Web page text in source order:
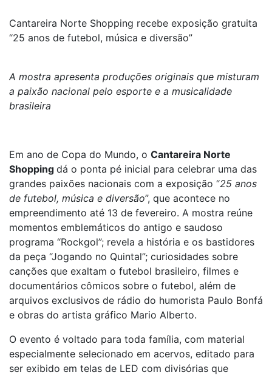
Cantareira Norte Shopping recebe exposição gratuita
“25 anos de futebol, música e diversão”
A mostra apresenta produções originais que misturam
a paixão nacional pelo esporte e a musicalidade
brasileira
Em ano de Copa do Mundo, o Cantareira Norte
Shopping dá o ponta pé inicial para celebrar uma das
grandes paixões nacionais com a exposição “25 anos
de futebol, música e diversão”, que acontece no
empreendimento até 13 de fevereiro. A mostra reúne
momentos emblemáticos do antigo e saudoso
programa “Rockgol”; revela a história e os bastidores
da peça “Jogando no Quintal”; curiosidades sobre
canções que exaltam o futebol brasileiro, filmes e
documentários cômicos sobre o futebol, além de
arquivos exclusivos de rádio do humorista Paulo Bonfá
e obras do artista gráfico Mario Alberto.
O evento é voltado para toda família, com material
especialmente selecionado em acervos, editado para
ser exibido em telas de LED com divisórias que